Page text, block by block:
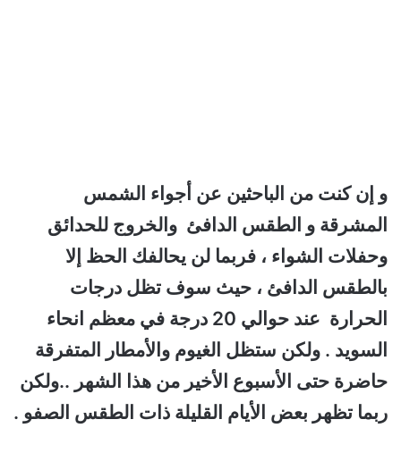
و إن كنت من الباحثين عن أجواء الشمس
المشرقة و الطقس الدافئ والخروج للحدائق
وحفلات الشواء ، فربما لن يحالفك الحظ إلا
بالطقس الدافئ ، حيث سوف تظل درجات
الحرارة عند حوالي 20 درجة في معظم انحاء
السويد . ولكن ستظل الغيوم والأمطار المتفرقة
حاضرة حتى الأسبوع الأخير من هذا الشهر ..ولكن
ربما تظهر بعض الأيام القليلة ذات الطقس الصفو .